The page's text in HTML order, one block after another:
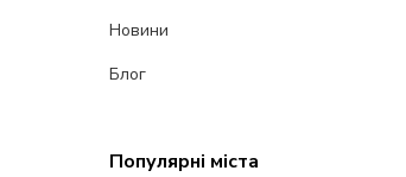
Новини
Блог
Популярні міста